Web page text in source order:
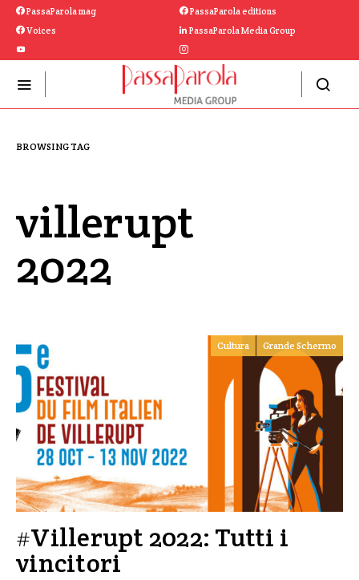
PassaParola mag
PassaParola editions
Voices
PassaParola Media Group
BROWSING TAG
villerupt
2022
Cultura Grande Schermo
#Villerupt 2022: Tutti i
vincitori